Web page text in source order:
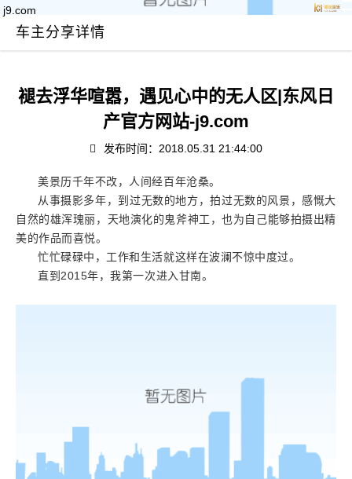
j9.com
车主分享详情
褪去浮华喧嚣，遇见心中的无人区|东风日
产官方网站-j9.com
发布时间：2018.05.31 21:44:00
美景历千年不改，人间经百年沧桑。
从事摄影多年，到过无数的地方，拍过无数的风景，感慨大
自然的雄浑瑰丽，天地演化的鬼斧神工，也为自己能够拍摄出精
美的作品而喜悦。
忙忙碌碌中，工作和生活就这样在波澜不惊中度过。
直到2015年，我第一次进入甘南。